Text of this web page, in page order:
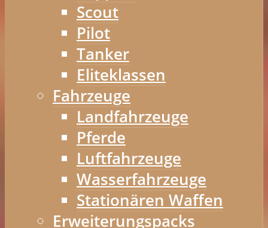
Scout
Pilot
Tanker
Eliteklassen
Fahrzeuge
Landfahrzeuge
Pferde
Luftfahrzeuge
Wasserfahrzeuge
Stationären Waffen
Erweiterungspacks